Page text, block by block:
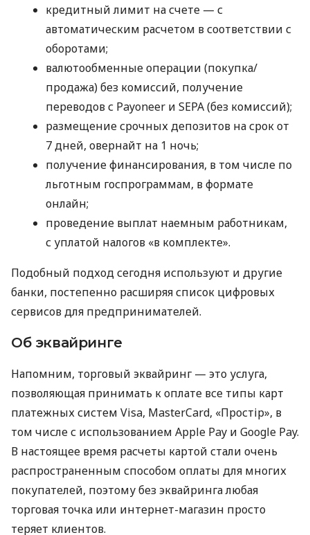
кредитный лимит на счете — с
автоматическим расчетом в соответствии с
оборотами;
валютообменные операции (покупка/
продажа) без комиссий, получение
переводов с Payoneer и SEPA (без комиссий);
размещение срочных депозитов на срок от
7 дней, овернайт на 1 ночь;
получение финансирования, в том числе по
льготным госпрограммам, в формате
онлайн;
проведение выплат наемным работникам,
с уплатой налогов «в комплекте».
Подобный подход сегодня используют и другие
банки, постепенно расширяя список цифровых
сервисов для предпринимателей.
Об эквайринге
Напомним, торговый эквайринг — это услуга,
позволяющая принимать к оплате все типы карт
платежных систем Visa, MasterCard, «Простір», в
том числе с использованием Apple Pay и Google Pay.
В настоящее время расчеты картой стали очень
распространенным способом оплаты для многих
покупателей, поэтому без эквайринга любая
торговая точка или интернет-магазин просто
теряет клиентов.